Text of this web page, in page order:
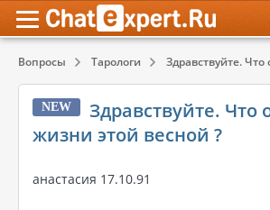
Вопросы Тарологи Здравствуйте.
NEW
Здравствуйте. Что
жизни этой весной ?
анастасия 17.10.91
Психология
Эзотерика
Психология
Эзотерика
Обратная связь
Служба поддержки